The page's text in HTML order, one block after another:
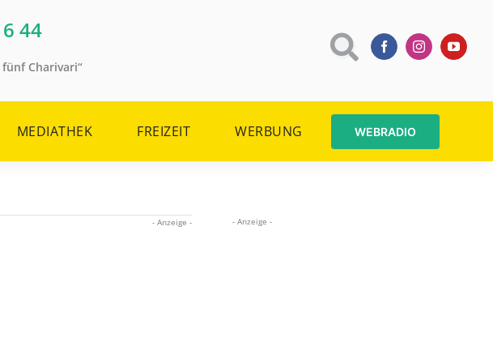
44
Charivari“
MEDIATHEK FREIZEIT WERBUNG WEBRADIO
- Anzeige -
- Anzeige -